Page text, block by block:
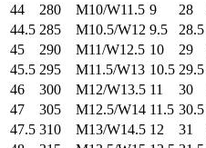
44
280 M10/W11.5 9 28
44.5 285 M10.5/W12 9.5 28.5
45
290 M11/W12.5 10 29
45.5 295 M11.5/W13 10.5 29.5
46
300 M12/W13.5 11 30
47
305 M12.5/W14 11.5 30.5
47.5 310 M13/W14.5 12 31